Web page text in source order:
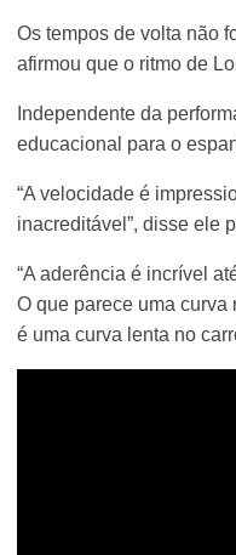
Os tempos de volta não
afirmou que o ritmo de
Independente da
educacional para o
“A velocidade é
inacreditável”, disse ele
“A aderência é incrível
O que parece uma
é uma curva lenta no